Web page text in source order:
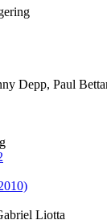
Depp, Paul
Liotta